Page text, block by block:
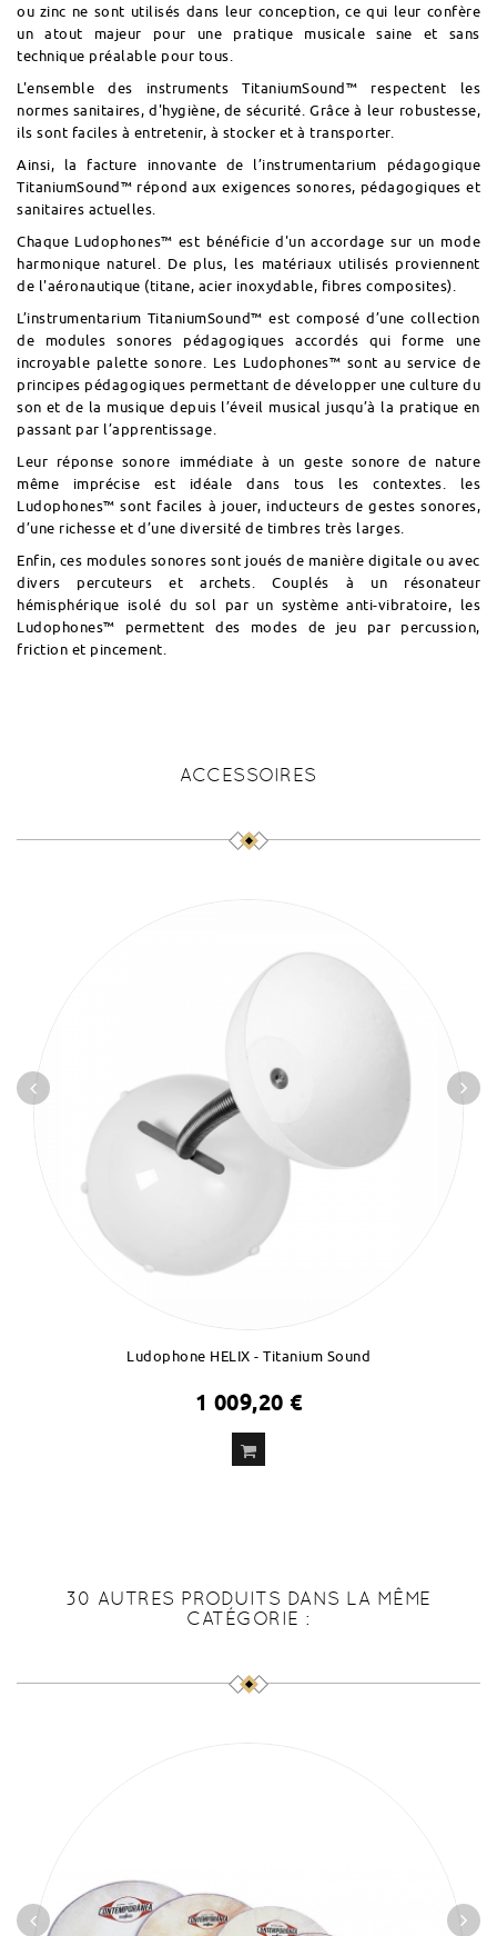
ou zinc ne sont utilisés dans leur conception, ce qui leur confère
un atout majeur pour une pratique musicale saine et sans
technique préalable pour tous.
L'ensemble des instruments TitaniumSound™ respectent les
normes sanitaires, d'hygiène, de sécurité. Grâce à leur robustesse,
ils sont faciles à entretenir, à stocker et à transporter.
Ainsi, la facture innovante de l’instrumentarium pédagogique
TitaniumSound™ répond aux exigences sonores, pédagogiques et
sanitaires actuelles.
Chaque Ludophones™ est bénéficie d'un accordage sur un mode
harmonique naturel. De plus, les matériaux utilisés proviennent
de l'aéronautique (titane, acier inoxydable, fibres composites).
L’instrumentarium TitaniumSound™ est composé d’une collection
de modules sonores pédagogiques accordés qui forme une
incroyable palette sonore. Les Ludophones™ sont au service de
principes pédagogiques permettant de développer une culture du
son et de la musique depuis l’éveil musical jusqu’à la pratique en
passant par l’apprentissage.
Leur réponse sonore immédiate à un geste sonore de nature
même imprécise est idéale dans tous les contextes. les
Ludophones™ sont faciles à jouer, inducteurs de gestes sonores,
d’une richesse et d’une diversité de timbres très larges.
Enfin, ces modules sonores sont joués de manière digitale ou avec
divers percuteurs et archets. Couplés à un résonateur
hémisphérique isolé du sol par un système anti-vibratoire, les
Ludophones™ permettent des modes de jeu par percussion,
friction et pincement.
ACCESSOIRES
Ludophone HELIX - Titanium Sound
1 009,20 €
30 AUTRES PRODUITS DANS LA MÊME
CATÉGORIE :